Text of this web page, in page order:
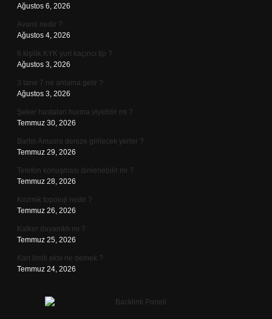
Ağustos 6, 2026
Avans nedir ?
Ağustos 4, 2026
6 kişilik KYK yurt kaçıncı tip ?
Ağustos 3, 2026
3 tane 7 ne anlama gelir ?
Ağustos 3, 2026
Şeker hastaları hurma yiyebilir mi ?
Temmuz 30, 2026
Bartın Amasra denize girilecek yerler ?
Temmuz 29, 2026
Telefon konuşması dinlenebilir mi ?
Temmuz 28, 2026
Kozmik topoloji nedir ?
Temmuz 26, 2026
Kalker dayanıklı mı ?
Temmuz 25, 2026
Kart limiti eksi ne demek ?
Temmuz 24, 2026